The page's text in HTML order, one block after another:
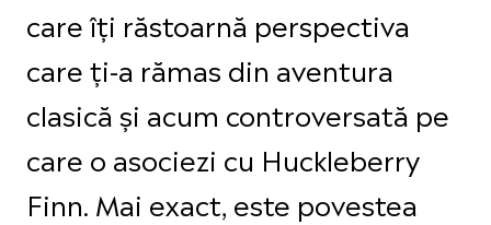
care îți răstoarnă perspectiva
care ți-a rămas din aventura
clasică și acum controversată pe
care o asociezi cu Huckleberry
Finn. Mai exact, este povestea